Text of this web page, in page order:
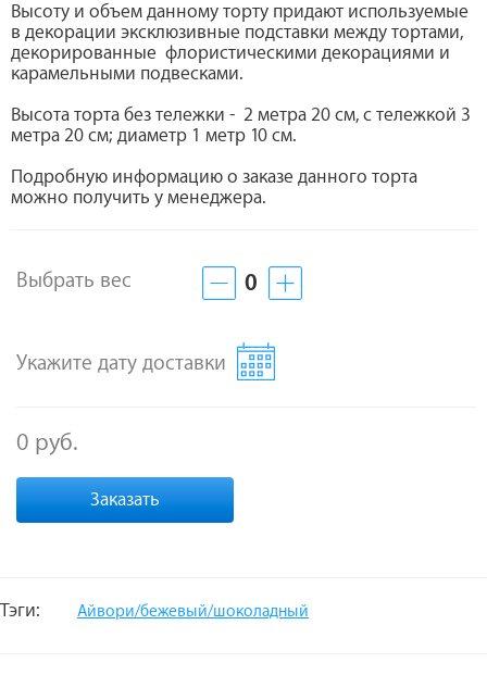
Высоту и объем данному торту придают используемые
в декорации эксклюзивные подставки между тортами,
декорированные флористическими декорациями и
карамельными подвесками.
Высота торта без тележки - 2 метра 20 см, с тележкой 3
метра 20 см; диаметр 1 метр 10 см.
Подробную информацию о заказе данного торта
можно получить у менеджера.
Выбрать вес 0
Укажите дату доставки
0 руб.
Заказать
Тэги: Айвори/бежевый/шоколадный